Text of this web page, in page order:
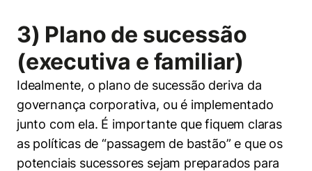
3) Plano de sucessão
(executiva e familiar)
Idealmente, o plano de sucessão deriva da
governança corporativa, ou é implementado
junto com ela. É importante que fiquem claras
as políticas de “passagem de bastão” e que os
potenciais sucessores sejam preparados para